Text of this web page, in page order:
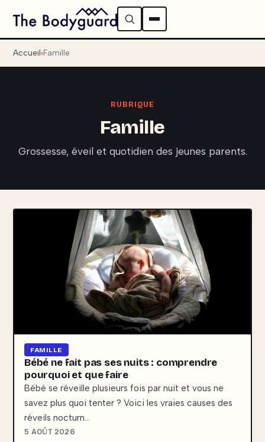
Accueil Famille
RUBRIQUE
Famille
Grossesse, éveil et quotidien des jeunes parents.
FAMILLE
Bébé ne fait pas ses nuits : comprendre
pourquoi et que faire
Bébé se réveille plusieurs fois par nuit et vous ne
savez plus quoi tenter ? Voici les vraies causes des
réveils nocturn…
5 AOÛT 2026